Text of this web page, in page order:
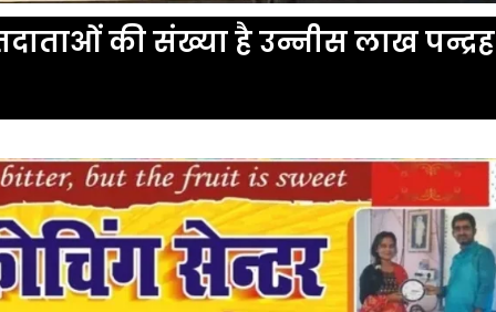
की संख्या है उन्नीस लाख पन्द्रह